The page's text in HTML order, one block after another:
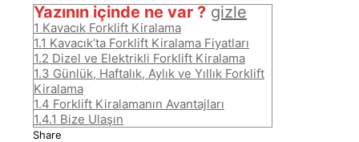
Yazının içinde ne var ? gizle
1 Kavacık Forklift Kiralama
1.1 Kavacık’ta Forklift Kiralama Fiyatları
1.2 Dizel ve Elektrikli Forklift Kiralama
1.3 Günlük, Haftalık, Aylık ve Yıllık Forklift
Kiralama
1.4 Forklift Kiralamanın Avantajları
1.4.1 Bize Ulaşın
Share